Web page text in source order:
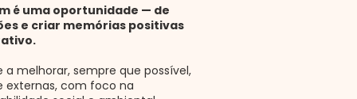
é uma oportunidade — de
e criar memórias positivas
melhorar, sempre que possível,
externas, com foco na